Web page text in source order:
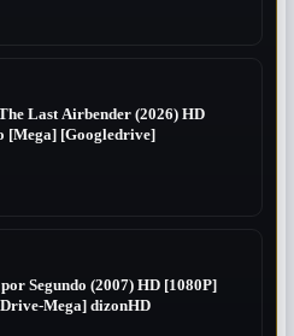
Last Airbender (2026) HD
[Mega] [Googledrive]
Segundo (2007) ​HD [1080P]
Mega] dizonHD